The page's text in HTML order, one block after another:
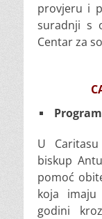
provjeru i
suradnji s
Centar za
U
biskup
pomoć
koja imaju
godini